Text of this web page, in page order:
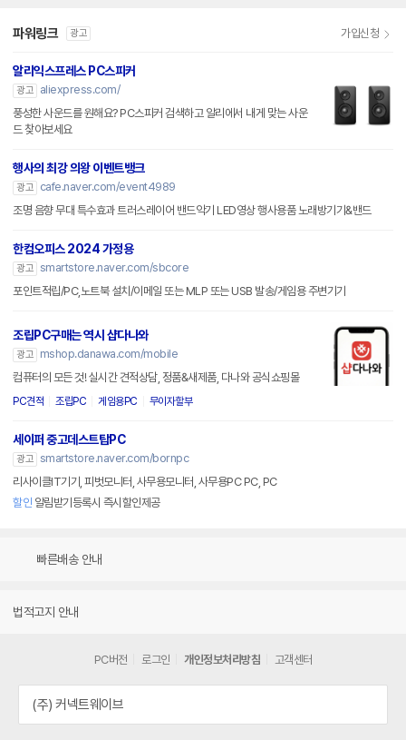
파워링크 광고 가입신청
알리익스프레스 PC스피커
광고
aliexpress.com/
풍성한 사운드를 원해요? PC스피커 검색하고 알리에서 내게 맞는 사운
드 찾아보세요
행사의 최강 의왕 이벤트뱅크
광고
cafe.naver.com/event4989
조명 음향 무대 특수효과 트러스레이어 밴드악기 LED영상 행사용품 노래방기기&밴드
한컴오피스 2024 가정용
광고 smartstore.naver.com/sbcore
포인트적립/PC,노트북 설치/이메일 또는 MLP 또는 USB 발송/게임용 주변기기
조립PC구매는 역시 샵다나와
광고
mshop.danawa.com/mobile
컴퓨터의 모든 것! 실시간 견적상담, 정품&새제품, 다나와 공식쇼핑몰
PC견적 조립PC 게임용PC 무이자할부
세이퍼 중고데스트탑PC
광고 smartstore.naver.com/bornpc
리사이클IT기기, 피벗모니터, 사무용모니터, 사무용PC PC, PC
할인 알림받기등록시 즉시할인제공
빠른배송 안내
법적고지 안내
PC버전 로그인 개인정보처리방침 고객센터
(주) 커넥트웨이브